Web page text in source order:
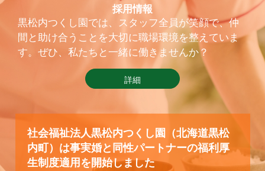
採用情報
黒松内つくし園では、スタッフ全員が笑顔で、仲
間と助け合うことを大切に職場環境を整えていま
す。ぜひ、私たちと一緒に働きませんか？
詳細
社会福祉法人黒松内つくし園（北海道黒松
内町）は事実婚と同性パートナーの福利厚
生制度適用を開始しました